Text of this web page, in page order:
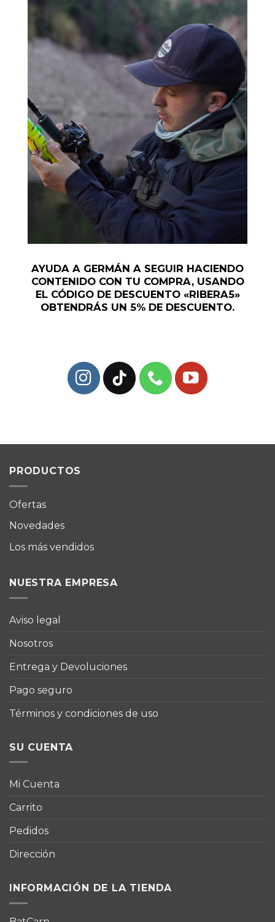
AYUDA A GERMÁN A SEGUIR HACIENDO
CONTENIDO CON TU COMPRA, USANDO
EL CÓDIGO DE DESCUENTO «RIBERA5»
OBTENDRÁS UN 5% DE DESCUENTO.
PRODUCTOS
Ofertas
Novedades
Los más vendidos
NUESTRA EMPRESA
Aviso legal
Nosotros
Entrega y Devoluciones
Pago seguro
Términos y condiciones de uso
SU CUENTA
Mi Cuenta
Carrito
Pedidos
Dirección
INFORMACIÓN DE LA TIENDA